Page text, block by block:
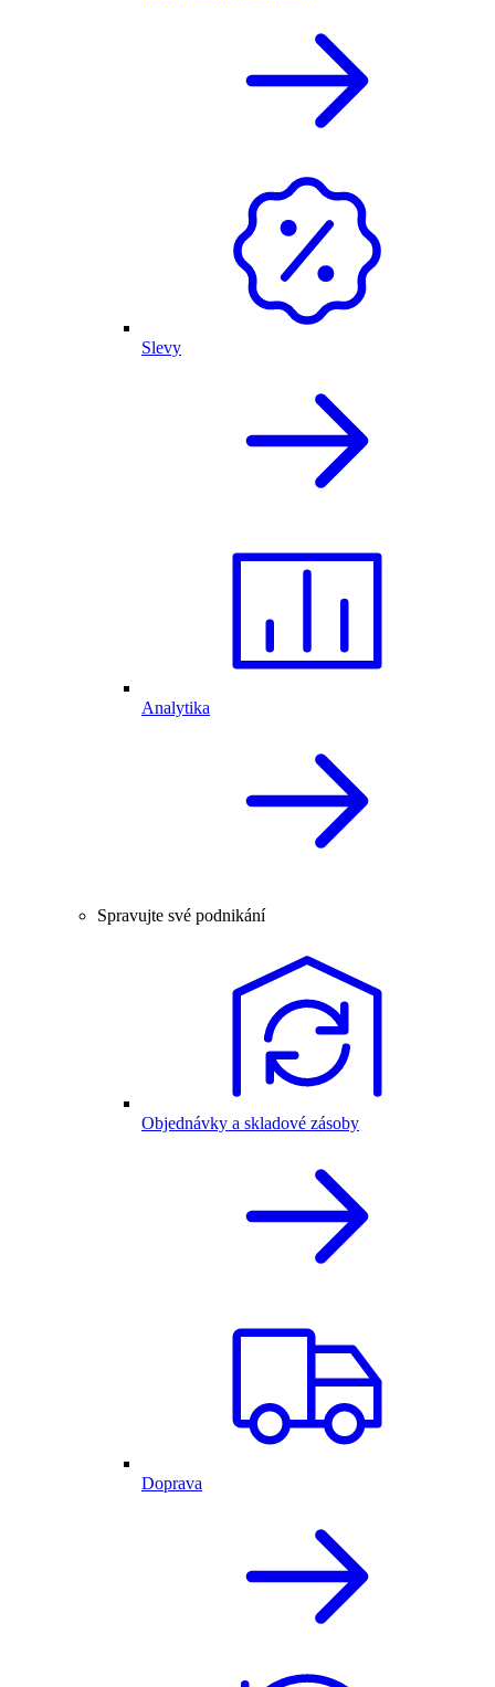
Slevy
Analytika
Spravujte své podnikání
Objednávky a skladové zásoby
Doprava